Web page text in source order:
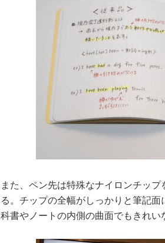
また、ペン先は特殊なナイロンチッ
る。チップの全幅がしっかりと筆記
科書やノートの内側の曲面でもきれい